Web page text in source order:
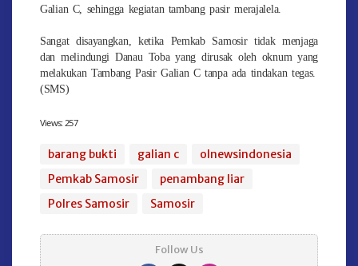
Galian C, sehingga kegiatan tambang pasir merajalela.
Sangat disayangkan, ketika Pemkab Samosir tidak menjaga
dan melindungi Danau Toba yang dirusak oleh oknum yang
melakukan Tambang Pasir Galian C tanpa ada tindakan tegas.
(SMS)
Views: 257
barang bukti galian c
olnewsindonesia
Pemkab Samosir
penambang liar
Polres Samosir
Samosir
Follow Us